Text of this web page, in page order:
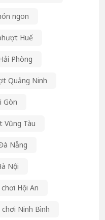
ngon
Huế
Phòng
Quảng Ninh
Gòn
Vũng Tàu
Nẵng
Nội
Hội An
chơi Ninh Bình